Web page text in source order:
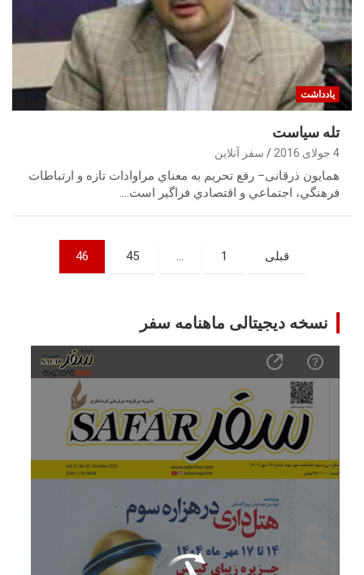
یادداشت
تله سیاست
4 جولای 2016 سفر آنلاین
همایون ذرقانی– رفع تحريم‌ به معناي مراوادات تازه‌ و ارتباطات
فرهنگي، اجتماعي و اقتصادي فراگير است.…
صفحه‌بندی
نوشته‌ها
قبلی 1
45
46
نسخه دیجیتالی ماهنامه سفر